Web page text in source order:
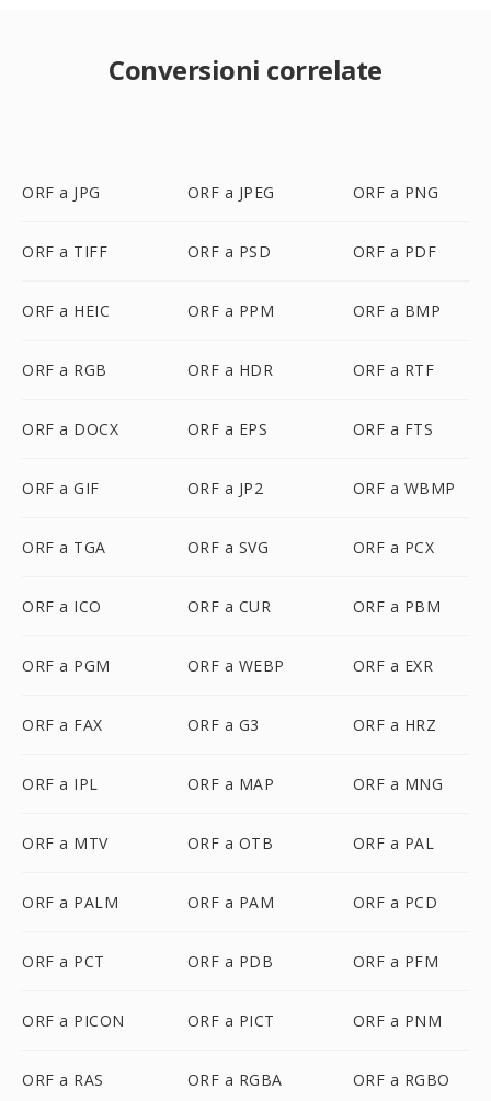
Conversioni correlate
ORF a JPG ORF a JPEG ORF a PNG
ORF a TIFF ORF a PSD ORF a PDF
ORF a HEIC ORF a PPM ORF a BMP
ORF a RGB ORF a HDR ORF a RTF
ORF a DOCX ORF a EPS ORF a FTS
ORF a GIF ORF a JP2 ORF a WBMP
ORF a TGA ORF a SVG ORF a PCX
ORF a ICO ORF a CUR ORF a PBM
ORF a PGM ORF a WEBP ORF a EXR
ORF a FAX ORF a G3 ORF a HRZ
ORF a IPL ORF a MAP ORF a MNG
ORF a MTV ORF a OTB ORF a PAL
ORF a PALM ORF a PAM ORF a PCD
ORF a PCT ORF a PDB ORF a PFM
ORF a PICON ORF a PICT ORF a PNM
ORF a RAS ORF a RGBA ORF a RGBO